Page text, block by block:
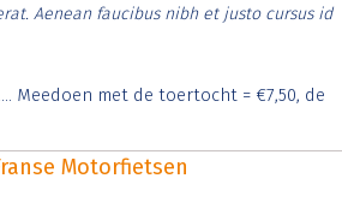
Aenean faucibus nibh et justo cursus id
Meedoen met de toertocht = €7,50, de
Motorfietsen